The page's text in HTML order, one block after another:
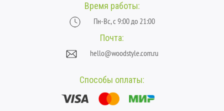
Время работы:
Пн-Вс, с 9:00 до 21:00
Почта:
hello@woodstyle.com.ru
Способы оплаты: